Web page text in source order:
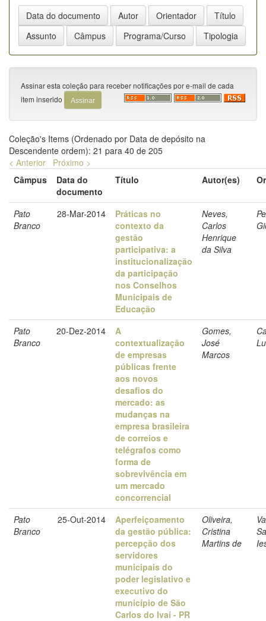
Assinar esta coleção para receber notificações por e-mail de cada
item inserido
Coleção's Items (Ordenado por Data de depósito na
Descendente ordem): 21 para 40 de 205
< Anterior
Próximo >
Câmpus
Data do
documento
Título Autor(es)
Pato
Branco
28-Mar-2014
Práticas no
contexto da
gestão
participativa: a
institucionalização
da participação
nos Conselhos
Municipais de
Educação
Neves,
Carlos
Henrique
da Silva
Pato
Branco
20-Dez-2014
A
contextualização
de empresas
públicas frente
aos novos
desafios do
mercado: as
mudanças na
empresa brasileira
de correios e
telégrafos como
forma de
sobrevivência em
um mercado
concorrencial
Gomes,
José
Marcos
Pato
Branco
25-Out-2014
Aperfeiçoamento
da gestão pública:
percepção dos
servidores
municipais do
poder legislativo e
executivo do
município de São
Carlos do Ivaí - PR
Oliveira,
Cristina
Martins de